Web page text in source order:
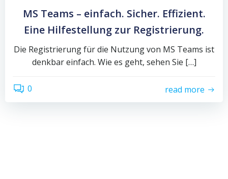
MS Teams – einfach. Sicher. Effizient.
Eine Hilfestellung zur Registrierung.
Die Registrierung für die Nutzung von MS Teams ist
denkbar einfach. Wie es geht, sehen Sie […]
0 read more